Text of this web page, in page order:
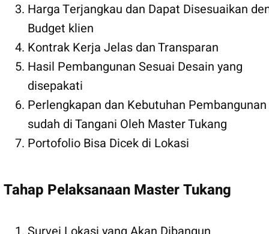
Harga Terjangkau dan Dapat Disesuaikan
Budget klien
Kontrak Kerja Jelas dan Transparan
Hasil Pembangunan Sesuai Desain yang
disepakati
Perlengkapan dan Kebutuhan Pembangunan
sudah di Tangani Oleh Master Tukang
Portofolio Bisa Dicek di Lokasi
Tahap Pelaksanaan Master Tukang